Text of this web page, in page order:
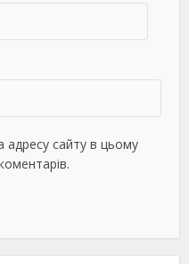
адресу сайту в цьому